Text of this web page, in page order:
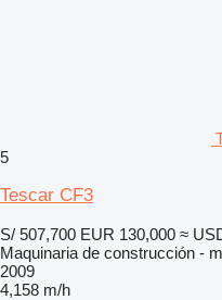
5
Tescar CF3
S/ 507,700 EUR 130,000 ≈
Maquinaria de construcción -
2009
4,158 m/h